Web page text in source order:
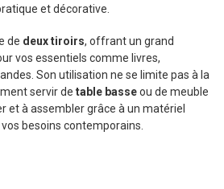
et décorative.
de deux tiroirs, offrant un grand
vos essentiels comme livres,
Son utilisation ne se limite pas à la
servir de table basseou de meuble
et à assembler grâce à un matériel
besoins contemporains.